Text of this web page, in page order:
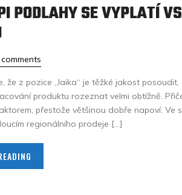
PODLAHY SE VYPLATÍ
že z pozice „laika“ je těžké jakost
produktu rozeznat velmi obtížně.
přestože většinou dobře napoví. Ve
regionálního prodeje […]